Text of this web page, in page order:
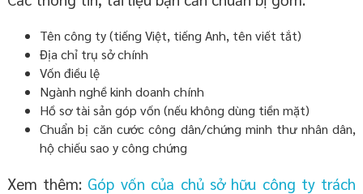
Tên công ty (tiếng Việt, tiếng Anh, tên viết tắt)
Địa chỉ trụ sở chính
Vốn điều lệ
Ngành nghề kinh doanh chính
Hồ sơ tài sản góp vốn (nếu không dùng tiền mặt)
Chuẩn bị căn cước công dân/chứng minh thư nhân dân,
hộ chiếu sao y công chứng
Xem thêm: Góp vốn của chủ sở hữu công ty trách